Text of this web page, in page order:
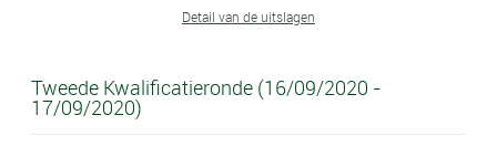
Detail van de uitslagen
Tweede Kwalificatieronde (16/09/2020 -
17/09/2020)